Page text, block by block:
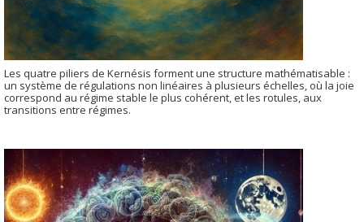
Les quatre piliers de Kernésis forment une structure mathématisable :
un système de régulations non linéaires à plusieurs échelles, où la joie
correspond au régime stable le plus cohérent, et les rotules, aux
transitions entre régimes.